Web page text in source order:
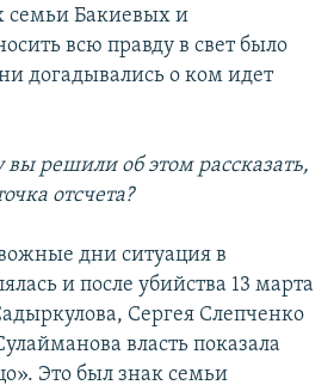
семьи Бакиевых и
всю правду в свет было
догадывались о ком идет
решили об этом рассказать,
отсчета?
дни ситуация в
и после убийства 13 марта
Сергея Слепченко
власть показала
Это был знак семьи